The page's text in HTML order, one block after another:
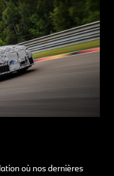
où nos dernières